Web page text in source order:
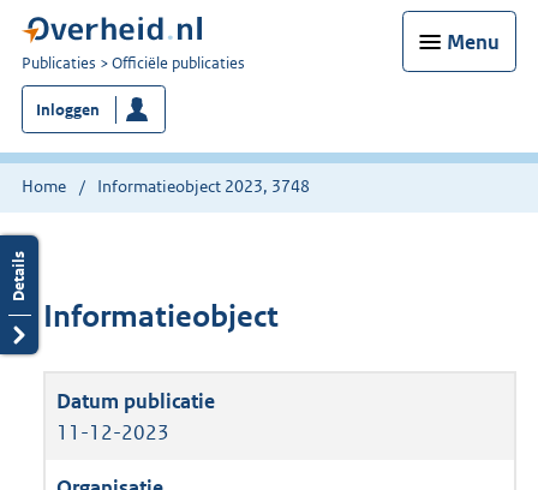
Menu
U
bent
nu
hier:
Publicaties Officiële publicaties
Inloggen
Home Informatieobject 2023, 3748
Informatieobject
11-12-2023